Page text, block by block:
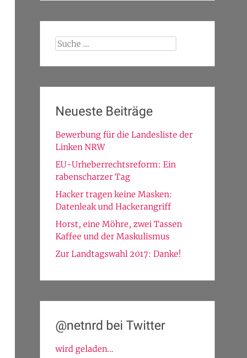
Suche
Neueste Beiträge
Bewerbung für die Landesliste der
Linken NRW
EU-Urheberrechtsreform: Ein
rabenscharzer Tag
Hacker tragen keine Masken:
Datenleak und Hackerangriff
Horst, eine Möhre, zwei Tassen
Kaffee und der Maskulismus
Zur Landtagswahl 2017: Danke!
@netnrd bei Twitter
wird geladen...